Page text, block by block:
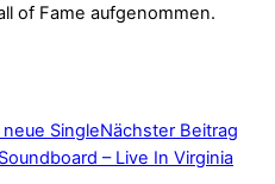
of Fame aufgenommen.
SingleNächster Beitrag
– Live In Virginia